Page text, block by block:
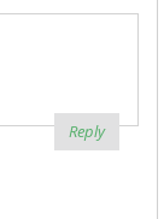
Reply